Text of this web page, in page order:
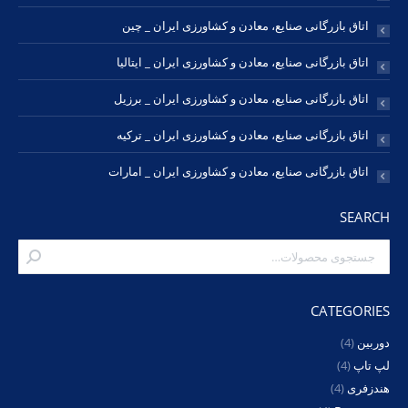
اتاق بازرگانی صنایع، معادن و کشاورزی ایران _ چین
اتاق بازرگانی صنایع، معادن و کشاورزی ایران _ ایتالیا
اتاق بازرگانی صنایع، معادن و کشاورزی ایران _ برزیل
اتاق بازرگانی صنایع، معادن و کشاورزی ایران _ ترکیه
اتاق بازرگانی صنایع، معادن و کشاورزی ایران _ امارات
SEARCH
CATEGORIES
دوربین (4)
لپ تاپ(4)
هندزفری(4)